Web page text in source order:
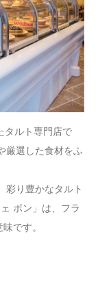
タルト専門店で
厳選した食材をふ
彩り豊かなタルト
ボン」は、フラ
です。